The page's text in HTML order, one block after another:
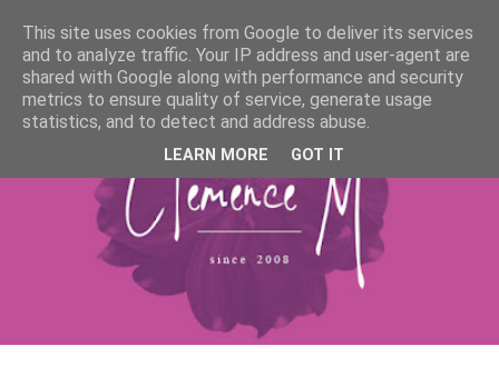
This site uses cookies from Google to deliver its services
and to analyze traffic. Your IP address and user-agent are
shared with Google along with performance and security
metrics to ensure quality of service, generate usage
statistics, and to detect and address abuse.
LEARN MORE GOT IT